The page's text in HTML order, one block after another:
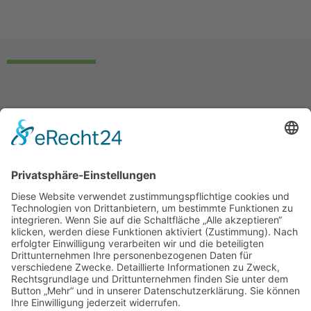
Quick Links
Impressum
Treten Sie mit uns in Kontakt
info@smart-umwelttechnik.de
05961 917070